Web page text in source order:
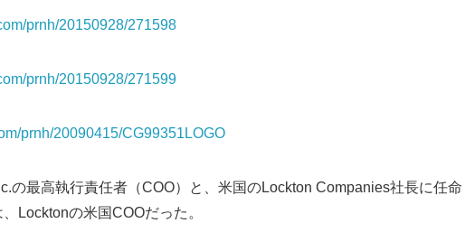
prnh/20150928/271598
prnh/20150928/271599
prnh/20090415/CG99351LOGO
の最高執行責任者（COO）と、米国のLockton Companies社長に任命
Locktonの米国COOだった。